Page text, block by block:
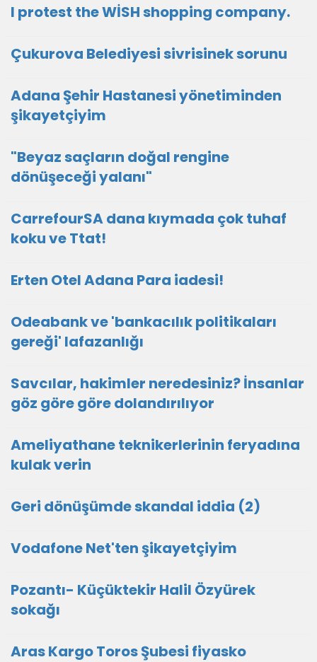
I protest the WİSH shopping company.
Çukurova Belediyesi sivrisinek sorunu
Adana Şehir Hastanesi yönetiminden
şikayetçiyim
"Beyaz saçların doğal rengine
dönüşeceği yalanı"
CarrefourSA dana kıymada çok tuhaf
koku ve Ttat!
Erten Otel Adana Para iadesi!
Odeabank ve 'bankacılık politikaları
gereği' lafazanlığı
Savcılar, hakimler neredesiniz? İnsanlar
göz göre göre dolandırılıyor
Ameliyathane teknikerlerinin feryadına
kulak verin
Geri dönüşümde skandal iddia (2)
Vodafone Net'ten şikayetçiyim
Pozantı- Küçüktekir Halil Özyürek
sokağı
Aras Kargo Toros Şubesi fiyasko